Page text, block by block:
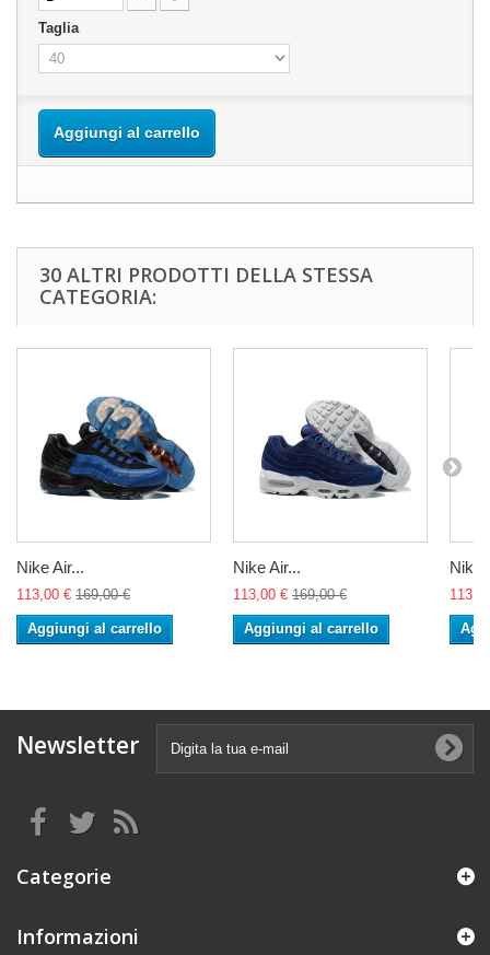
Taglia
Aggiungi al carrello
30 ALTRI PRODOTTI DELLA STESSA
CATEGORIA:
Nike Air...
113,00 € 169,00 €
Aggiungi al carrello
Nike Air...
113,00 € 169,00 €
Aggiungi al carrello
Nike
Newsletter
Categorie
Informazioni